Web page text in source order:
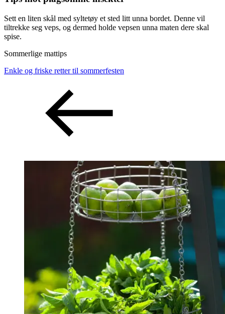
Sett en liten skål med syltetøy et sted litt unna bordet. Denne vil
tiltrekke seg veps, og dermed holde vepsen unna maten dere skal
spise.
Sommerlige mattips
Enkle og friske retter til sommerfesten